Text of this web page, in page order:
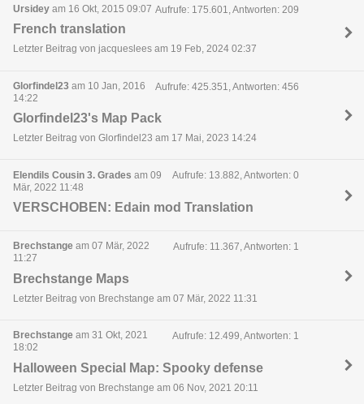
Ursidey am 16 Okt, 2015 09:07 Aufrufe: 175.601, Antworten: 209
French translation
Letzter Beitrag von jacqueslees am 19 Feb, 2024 02:37
Glorfindel23 am 10 Jan, 2016
14:22
Aufrufe: 425.351, Antworten: 456
Glorfindel23's Map Pack
Letzter Beitrag von Glorfindel23 am 17 Mai, 2023 14:24
Elendils Cousin 3. Grades am 09
Mär, 2022 11:48
Aufrufe: 13.882, Antworten: 0
VERSCHOBEN: Edain mod Translation
Brechstange am 07 Mär, 2022
11:27
Aufrufe: 11.367, Antworten: 1
Brechstange Maps
Letzter Beitrag von Brechstange am 07 Mär, 2022 11:31
Brechstange am 31 Okt, 2021
18:02
Aufrufe: 12.499, Antworten: 1
Halloween Special Map: Spooky defense
Letzter Beitrag von Brechstange am 06 Nov, 2021 20:11